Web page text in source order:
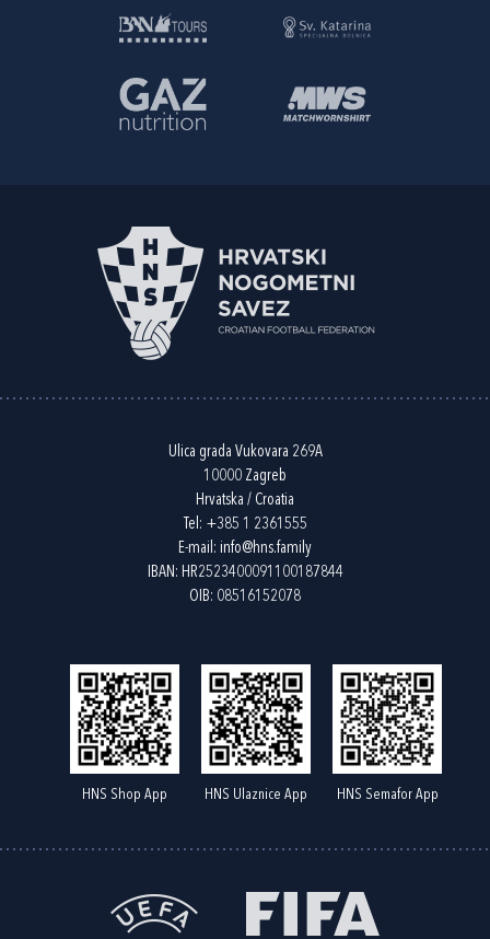
Ulica grada Vukovara 269A
10000 Zagreb
Hrvatska / Croatia
Tel: +385 1 2361555
E-mail: info@hns.family
IBAN: HR2523400091100187844
OIB: 08516152078
HNS Shop App HNS Ulaznice App HNS Semafor App